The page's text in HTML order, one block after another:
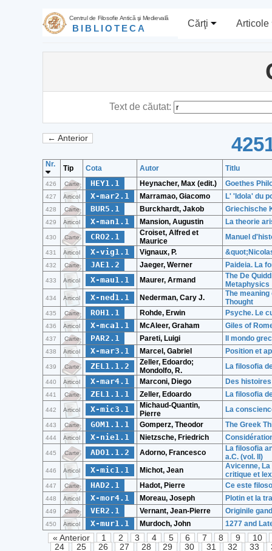
Centrul de Filosofie Antică şi Medievală
BIBLIOTECA Cărţi Articole
Text de căutat:
← Anterior
Nr. Tip Cota Autor Titlu
426 Carte HEY1.1 Heynacher, Max (edit.) Goethes
427 Articol X-mar2.1 Marramao, Giacomo L' 'Idola' du
428 Carte BUR5.1 Burckhardt, Jakob Griechische
429 Articol X-man1.1 Mansion, Augustin La theorie
430 Carte CRO2.1
Croiset, Alfred et
Maurice
Manuel
431 Articol X-vig1.1 Vignaux, P.
432 Carte JAE1.2 Jaeger, Werner Paideia. La
433 Articol X-mau1.1 Maurer, Armand
The De
Metaphysics
434 Articol X-ned1.1 Nederman, Cary J.
The
Thought
435 Carte ROH1.1 Rohde, Erwin Psyche. Le
436 Articol X-mca1.1 McAleer, Graham Giles of
437 Carte PAR2.1 Pareti, Luigi Il mondo
438 Articol X-mar3.1 Marcel, Gabriel Position et
439 Carte ZEL1.1.2
Zeller, Edoardo;
Mondolfo, R.
La filosofia
440 Articol X-mar4.1 Marconi, Diego Des
441 Carte ZEL1.1.1 Zeller, Edoardo La filosofia
442 Articol X-mic3.1
Michaud-Quantin,
Pierre
La
443 Carte GOM1.1.1 Gomperz, Theodor The Greek
444 Articol X-nie1.1 Nietzsche, Friedrich
445 Carte ADO1.1.2 Adorno, Francesco
La filosofia
a.C. (vol. II)
446 Articol X-mic1.1 Michot, Jean
Avicenne,
critique et
447 Carte HAD2.1 Hadot, Pierre Ce este
448 Articol X-mor4.1 Moreau, Joseph Plotin et la
449 Carte VER2.1 Vernant, Jean-Pierre Originile
450 Articol X-mur1.1 Murdoch, John 1277 and
« Anterior 1 2 3 4 5 6 7 8 9
10
24
25 26 27 28 29 30 31 32 33